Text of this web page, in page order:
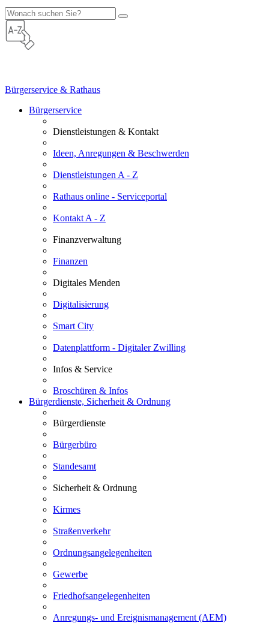
Bürgerservice & Rathaus
Bürgerservice
Dienstleistungen & Kontakt
Ideen, Anregungen & Beschwerden
Dienstleistungen A - Z
Rathaus online - Serviceportal
Kontakt A - Z
Finanzverwaltung
Finanzen
Digitales Menden
Digitalisierung
Smart City
Datenplattform - Digitaler Zwilling
Infos & Service
Broschüren & Infos
Bürgerdienste, Sicherheit & Ordnung
Bürgerdienste
Bürgerbüro
Standesamt
Sicherheit & Ordnung
Kirmes
Straßenverkehr
Ordnungsangelegenheiten
Gewerbe
Friedhofsangelegenheiten
Anregungs- und Ereignismanagement (AEM)